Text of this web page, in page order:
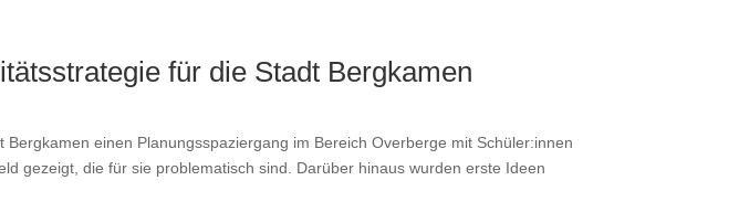
für die Stadt Bergkamen
einen Pla­nungss­pazier­gang im Bere­ich Over­berge mit Schüler:innen
gezeigt, die für sie prob­lema­tisch sind. Darüber hin­aus wur­den erste Ideen